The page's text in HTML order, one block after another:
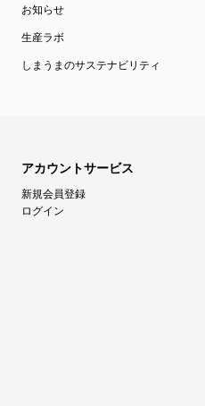
お知らせ
生産ラボ
しまうまのサステナビリティ
アカウントサービス
新規会員登録
ログイン